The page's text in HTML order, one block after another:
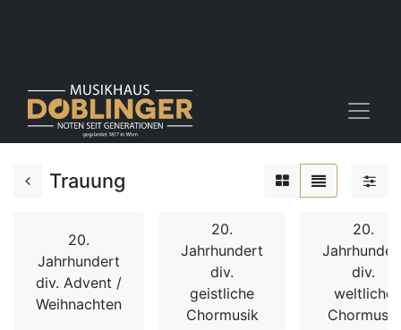
Trauung
20.
Jahrhundert
div. Advent /
Weihnachten
20.
Jahrhundert
div.
geistliche
Chormusik
20.
div.
weltliche
Chormusik